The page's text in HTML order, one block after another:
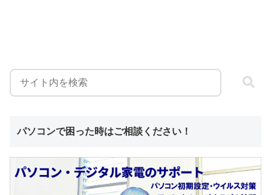
パソコンで困った時はご相談ください！